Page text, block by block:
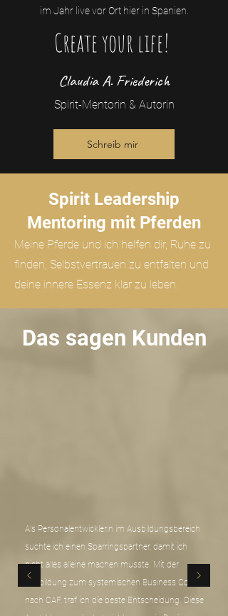
im Jahr live vor Ort hier in Spanien.
Create your life!
Claudia A. Friederich
Spirit-Mentorin & Autorin
Schreib mir
Spirit Leadership
Mentoring mit Pferden
Meine Pferde und ich helfen dir, Ruhe zu
finden, Selbstvertrauen zu entfalten und
deine innere Essenz klar zu leben.
Das sagen Kunden
Als Personalentwicklerin im Ausbildungsbereich
suchte ich einen Sparringspartner, damit ich
nicht alles alleine machen musste. Mit der
Ausbildung zum systemischen Business Coach
nach CAF, traf ich die beste Entscheidung. Diese